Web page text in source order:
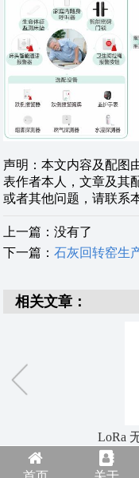
声明：本文内容及配图
表作者本人，文章及其
或者其他问题，请联系
上一篇：没有了
下一篇：石灰回转窑生
相关文章：
水浸传感器的解决方案